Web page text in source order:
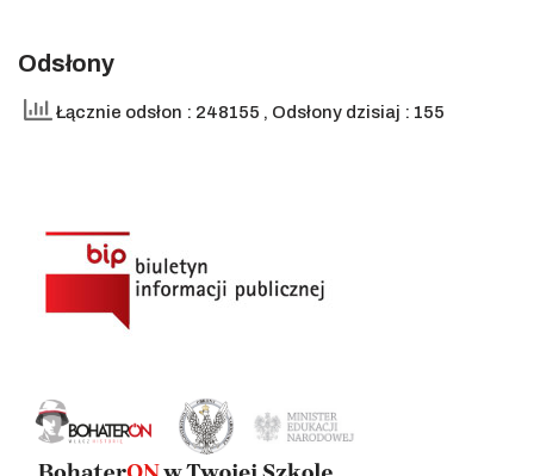
Odsłony
Łącznie odsłon : 248155 , Odsłony dzisiaj : 155